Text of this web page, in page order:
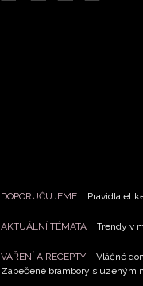
DOPORUČUJEME Pravidla
AKTUÁLNÍ TÉMATA Trendy v
VAŘENÍ A RECEPTY Vláčné
Zapečené brambory s uzeným